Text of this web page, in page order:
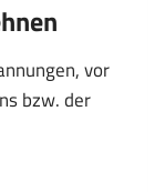
vor
bzw. der